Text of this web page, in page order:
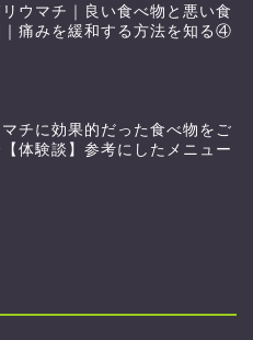
ウマチ｜良い食べ物と悪い食
｜痛みを緩和する方法を知る④
マチに効果的だった食べ物をご
体験談】参考にしたメニュー